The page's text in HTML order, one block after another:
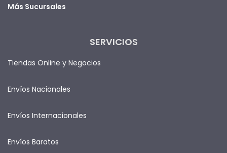
Más Sucursales
SERVICIOS
Tiendas Online y Negocios
Envíos Nacionales
Envíos Internacionales
Envíos Baratos